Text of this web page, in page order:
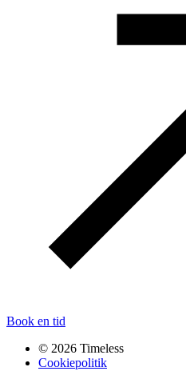
Book en tid
© 2026 Timeless
Cookiepolitik